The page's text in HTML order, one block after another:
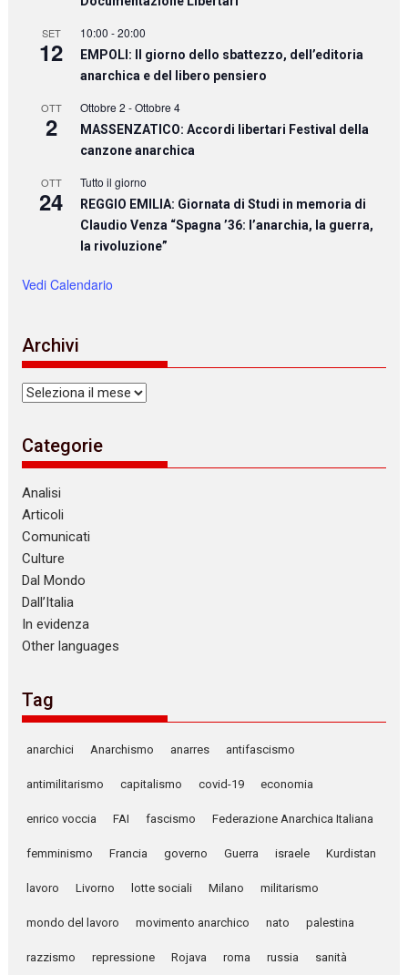
SET
12
10:00 -20:00
EMPOLI: Il giorno dello sbattezzo, dell’editoria
anarchica e del libero pensiero
OTT
2
Ottobre 2 -Ottobre 4
MASSENZATICO: Accordi libertari Festival della
canzone anarchica
OTT
24
Tutto il giorno
REGGIO EMILIA: Giornata di Studi in memoria di
Claudio Venza “Spagna ’36: l’anarchia, la guerra,
la rivoluzione”
Vedi Calendario
Archivi
Archivi
Categorie
Analisi
Articoli
Comunicati
Culture
Dal Mondo
Dall’Italia
In evidenza
Other languages
Tag
anarchici Anarchismo anarres antifascismo
antimilitarismo capitalismo covid-19 economia
enrico voccia FAI fascismo Federazione Anarchica Italiana
femminismo Francia governo Guerra israele Kurdistan
lavoro Livorno lotte sociali Milano militarismo
mondo del lavoro movimento anarchico nato palestina
razzismo repressione Rojava roma russia sanità